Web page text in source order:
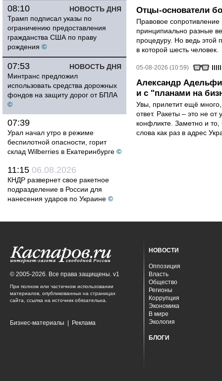
НОВОСТЬ ДНЯ
08:10
Трамп подписал указы по
ограничению предоставления
гражданства США по праву
рождения ©
НОВОСТЬ ДНЯ
07:53
Минтранс предложил
использовать средства дорожных
фондов на защиту дорог от БПЛА
©
07:39
Урал начал утро в режиме
беспилотной опасности, горит
склад Wilberries в Екатеринбурге ©
11:15 06.08.2026
КНДР развернет свое ракетное
подразделение в России для
нанесения ударов по Украине ©
Отцы-основатели
Правовое
принципиально разные
процедуру. Но ведь этой
в которой шесть человек.
05-08-2026 (10:59)
Александр
и с "планами на
Увы, прилетит ещё
ответ. Ракеты – это не от
конфликте. Заметно и
слова как раз в адрес
© 2005-2026. Все права защищены. v1
При полном или частичном использовании
материалов, опубликованных на страницах
сайта, ссылка на источник обязательна.
Бизнес-материалы Реклама
НОВОСТИ
Оппозиция
Власть
Общество
Регионы
Коррупция
Экономика
В мире
Экология
БЛОГИ